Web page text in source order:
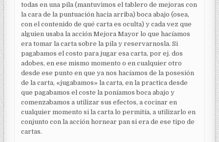
todas en una pila (mantuvimos el tablero de mejoras con
la cara de la puntuación hacia arriba) boca abajo (osea,
con el contenido de qué carta es oculta) y cada vez que
alguien usaba la acción Mejora Mayor lo que hacíamos
era tomar la carta sobre la pila y reservarnosla. Si
pagabamos el costo para jugar esa carta, por ej. dos
adobes, en ese mismo momento o en cualquier otro
desde ese punto en que ya nos hacíamos de la posesión
de la carta, «jugabamos» la carta, en la practica desde
que pagabamos el coste la poníamos boca abajo y
comenzabamos a utilizar sus efectos, a cocinar en
cualquier momento si la carta lo permitía, a utilizarlo en
conjunto con la acción hornear pan si era de ese tipo de
cartas.